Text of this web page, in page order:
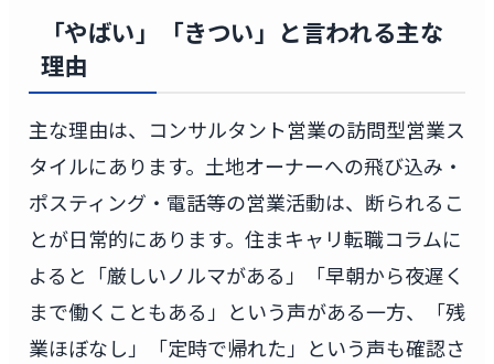
「やばい」「きつい」と言われる主な
理由
主な理由は、コンサルタント営業の訪問型営業ス
タイルにあります。土地オーナーへの飛び込み・
ポスティング・電話等の営業活動は、断られるこ
とが日常的にあります。住まキャリ転職コラムに
よると「厳しいノルマがある」「早朝から夜遅く
まで働くこともある」という声がある一方、「残
業ほぼなし」「定時で帰れた」という声も確認さ